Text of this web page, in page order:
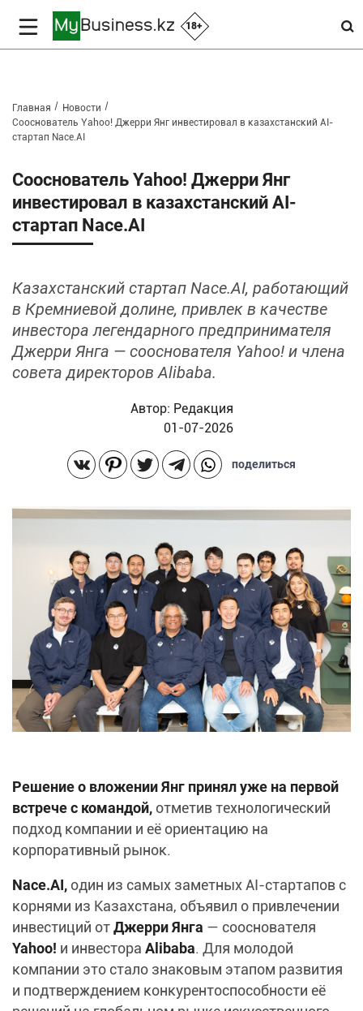
18+
Главная
Новости
Сооснователь Yahoo! Джерри Янг инвестировал в казахстанский AI-
стартап Nace.AI
Сооснователь Yahoo! Джерри Янг
инвестировал в казахстанский AI-
стартап Nace.AI
Казахстанский стартап Nace.AI, работающий
в Кремниевой долине, привлек в качестве
инвестора легендарного предпринимателя
Джерри Янга — сооснователя Yahoo! и члена
совета директоров Alibaba.
поделиться
Автор: Редакция
01-07-2026
Решение о вложении Янг принял уже на первой
встрече с командой, отметив технологический
подход компании и её ориентацию на
корпоративный рынок.
Nace.AI, один из самых заметных AI-стартапов с
корнями из Казахстана, объявил о привлечении
инвестиций отДжерри Янга — сооснователя
Yahoo! и инвестора Alibaba. Для молодой
компании это стало знаковым этапом развития
и подтверждением конкурентоспособности её